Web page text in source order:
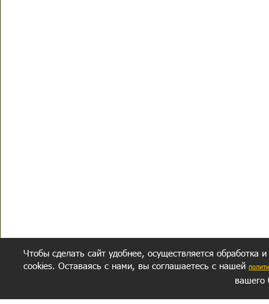
Чтобы сделать сайт удобнее, осуществляется обработка
cookies. Оставаясь с нами, вы соглашаетесь с нашей
вашего